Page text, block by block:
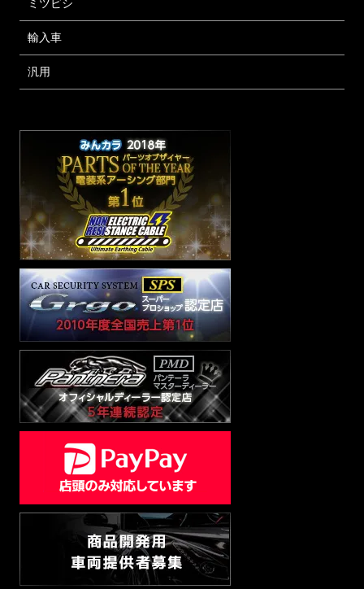
ミツビシ
輸入車
汎用